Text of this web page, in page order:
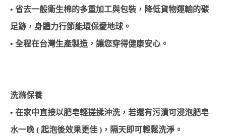
• 省去一般衛生棉的多重加工與包裝，降低貨物運輸的碳
足跡，身體力行節能環保愛地球。
• 全程在台灣生產製造，讓您穿得健康安心。
洗滌保養
• 在家中直接以肥皂輕搓揉沖洗，若還有污漬可浸泡肥皂
水一晚 ( 起泡後效果更佳 )，隔天即可輕鬆洗淨。